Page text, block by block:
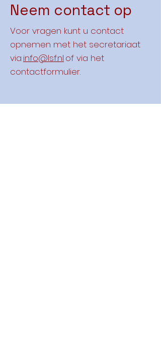
Neem contact op
Voor vragen kunt u contact
opnemen met het secretariaat
via info@lsf.nl of via het
contactformulier.